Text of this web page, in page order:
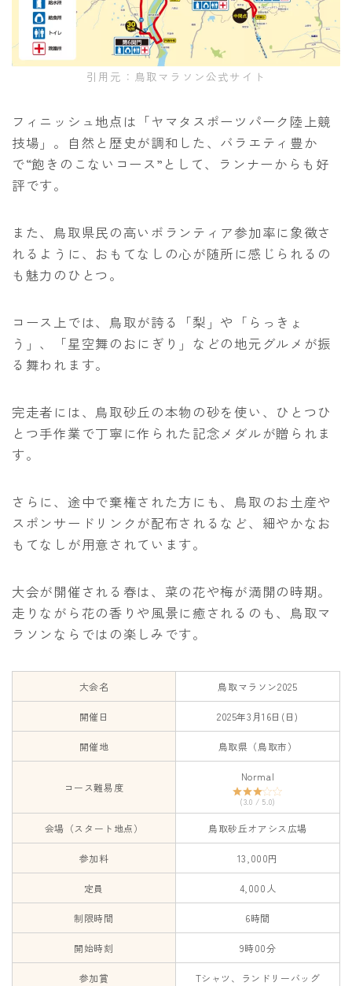
引用元：鳥取マラソン公式サイト
フィニッシュ地点は「ヤマタスポーツパーク陸上競
技場」。自然と歴史が調和した、バラエティ豊か
で“飽きのこないコース”として、ランナーからも好
評です。
また、鳥取県民の高いボランティア参加率に象徴さ
れるように、おもてなしの心が随所に感じられるの
も魅力のひとつ。
コース上では、鳥取が誇る「梨」や「らっきょ
う」、「星空舞のおにぎり」などの地元グルメが振
る舞われます。
完走者には、鳥取砂丘の本物の砂を使い、ひとつひ
とつ手作業で丁寧に作られた記念メダルが贈られま
す。
さらに、途中で棄権された方にも、鳥取のお土産や
スポンサードリンクが配布されるなど、細やかなお
もてなしが用意されています。
大会が開催される春は、菜の花や梅が満開の時期。
走りながら花の香りや風景に癒されるのも、鳥取マ
ラソンならではの楽しみです。
大会名 鳥取マラソン2025
開催日 2025年3月16日(日)
開催地 鳥取県（鳥取市）
コース難易度
Normal
(3.0 / 5.0)
会場（スタート地点） 鳥取砂丘オアシス広場
参加料 13,000円
定員 4,000人
制限時間 6時間
開始時刻 9時00分
参加賞 Tシャツ、ランドリーバッグ